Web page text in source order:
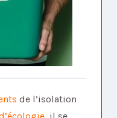
de l’isolation
, il se